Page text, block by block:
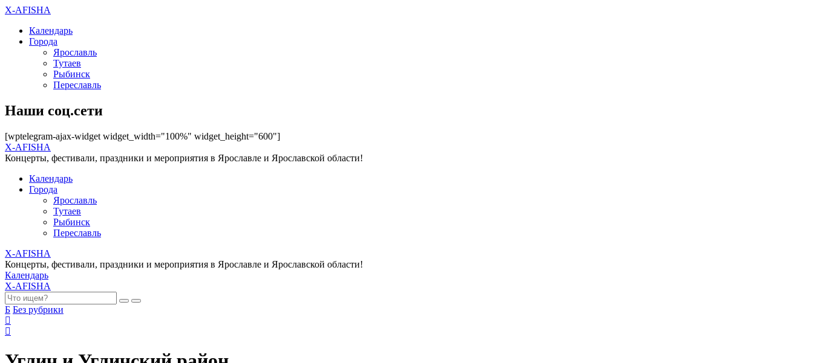
X-AFISHA
Календарь
Города
Ярославль
Тутаев
Рыбинск
Переславль
Наши соц.сети
[wptelegram-ajax-widget widget_width="100%" widget_height="600"]
X-AFISHA
Концерты, фестивали, праздники и мероприятия в Ярославле и Ярославской области!
Календарь
Города
Ярославль
Тутаев
Рыбинск
Переславль
X-AFISHA
Концерты, фестивали, праздники и мероприятия в Ярославле и Ярославской области!
Календарь
X-AFISHA
Б Без рубрики